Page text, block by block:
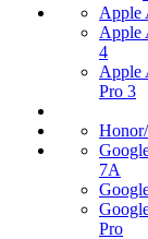
Apple
Apple
4
Apple
Pro 3
7А
Pro